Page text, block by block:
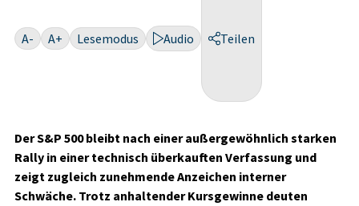
A- A+ Lesemodus Audio Teilen
Der S&P 500 bleibt nach einer außergewöhnlich starken
Rally in einer technisch überkauften Verfassung und
zeigt zugleich zunehmende Anzeichen interner
Schwäche. Trotz anhaltender Kursgewinne deuten